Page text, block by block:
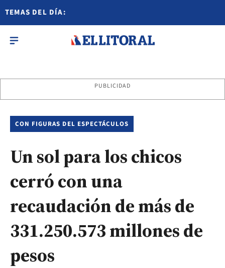
TEMAS DEL DÍA:
PUBLICIDAD
CON FIGURAS DEL ESPECTÁCULOS
Un sol para los chicos
cerró con una
recaudación de más de
331.250.573 millones de
pesos